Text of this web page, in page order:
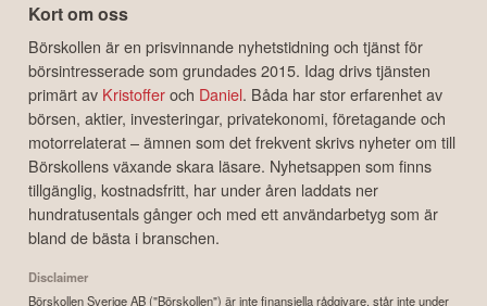
Kort om oss
Börskollen är en prisvinnande nyhetstidning och tjänst för
börsintresserade som grundades 2015. Idag drivs tjänsten
primärt av Kristofferoch Daniel. Båda har stor erfarenhet av
börsen, aktier, investeringar, privatekonomi, företagande och
motorrelaterat – ämnen som det frekvent skrivs nyheter om till
Börskollens växande skara läsare. Nyhetsappen som finns
tillgänglig, kostnadsfritt, har under åren laddats ner
hundratusentals gånger och med ett användarbetyg som är
bland de bästa i branschen.
Disclaimer
Börskollen Sverige AB ("Börskollen") är inte finansiella rådgivare, står inte under